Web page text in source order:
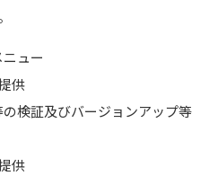
ニュー
供
検証及びバージョンアップ等
供